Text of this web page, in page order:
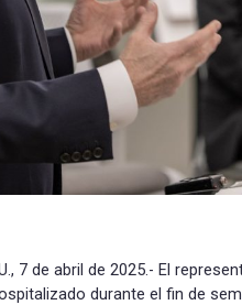
7 de abril de 2025.- El
durante el fin de